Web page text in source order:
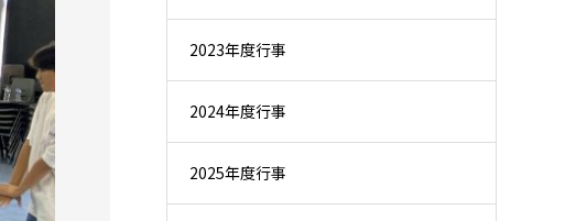
2023年度行事
2024年度行事
2025年度行事